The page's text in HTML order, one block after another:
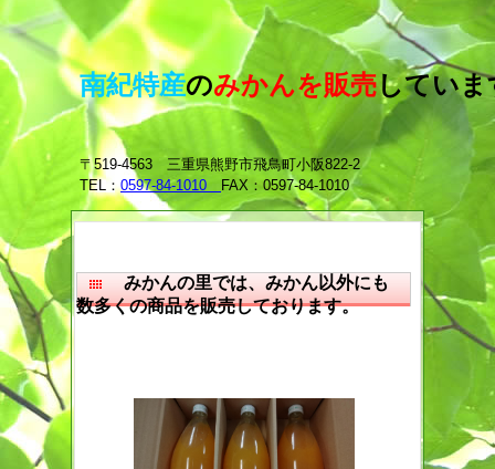
南紀特産のみかんを販売していま
〒519-4563 三重県熊野市飛鳥町小阪822-2
TEL：0597-84-1010 FAX：0597-84-1010
みかんの里では、みかん以外にも
数多くの商品を販売しております。